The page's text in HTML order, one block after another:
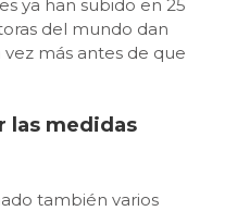
ya han subido en 25
del mundo dan
más antes de que
las medidas
también varios